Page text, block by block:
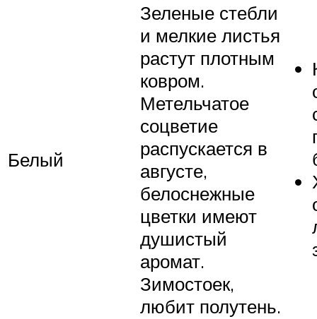
Белый
Зеленые стебли
и мелкие листья
растут плотным
ковром.
Метельчатое
соцветие
распускается в
августе,
белоснежные
цветки имеют
душистый
аромат.
Зимостоек,
любит полутень.